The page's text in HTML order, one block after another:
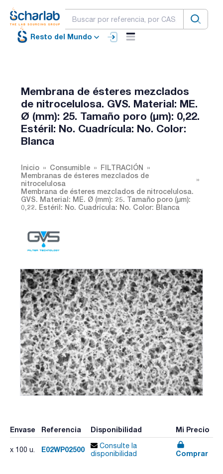
Resto del Mundo
Membrana de ésteres mezclados
de nitrocelulosa. GVS. Material: ME.
Ø (mm): 25. Tamaño poro (µm): 0,22.
Estéril: No. Cuadrícula: No. Color:
Blanca
Inicio Consumible
FILTRACIÓN
Membranas de ésteres mezclados de
nitrocelulosa
Membrana de ésteres mezclados de nitrocelulosa.
GVS. Material: ME. Ø (mm): 25. Tamaño poro (µm):
0,22. Estéril: No. Cuadrícula: No. Color: Blanca
Envase Referencia Disponibilidad Mi Precio
x 100 u. E02WP02500
Consulte la
disponibilidad
Comprar